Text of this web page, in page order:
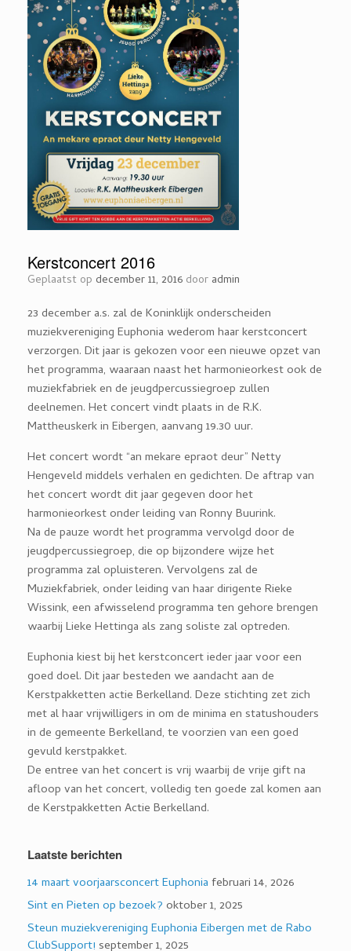
Kerstconcert 2016
Geplaatst op december 11, 2016 door admin
23 december a.s. zal de Koninklijk onderscheiden
muziekvereniging Euphonia wederom haar kerstconcert
verzorgen. Dit jaar is gekozen voor een nieuwe opzet van
het programma, waaraan naast het harmonieorkest ook de
muziekfabriek en de jeugdpercussiegroep zullen
deelnemen. Het concert vindt plaats in de R.K.
Mattheuskerk in Eibergen, aanvang 19.30 uur.
Het concert wordt “an mekare epraot deur” Netty
Hengeveld middels verhalen en gedichten. De aftrap van
het concert wordt dit jaar gegeven door het
harmonieorkest onder leiding van Ronny Buurink.
Na de pauze wordt het programma vervolgd door de
jeugdpercussiegroep, die op bijzondere wijze het
programma zal opluisteren. Vervolgens zal de
Muziekfabriek, onder leiding van haar dirigente Rieke
Wissink, een afwisselend programma ten gehore brengen
waarbij Lieke Hettinga als zang soliste zal optreden.
Euphonia kiest bij het kerstconcert ieder jaar voor een
goed doel. Dit jaar besteden we aandacht aan de
Kerstpakketten actie Berkelland. Deze stichting zet zich
met al haar vrijwilligers in om de minima en statushouders
in de gemeente Berkelland, te voorzien van een goed
gevuld kerstpakket.
De entree van het concert is vrij waarbij de vrije gift na
afloop van het concert, volledig ten goede zal komen aan
de Kerstpakketten Actie Berkelland.
Laatste berichten
14 maart voorjaarsconcert Euphonia februari 14, 2026
Sint en Pieten op bezoek? oktober 1, 2025
Steun muziekvereniging Euphonia Eibergen met de Rabo
ClubSupport! september 1, 2025